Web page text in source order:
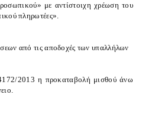
με αντίστοιχη χρέωση του
πληρωτέες».
από τις αποδοχές των υπαλλήλων
2013 η προκαταβολή μισθού άνω